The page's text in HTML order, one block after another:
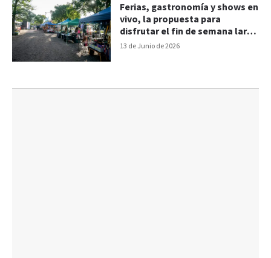
13 de Junio de 2026
Ferias, gastronomía y shows en
vivo, la propuesta para
disfrutar el fin de semana largo
en Paraná